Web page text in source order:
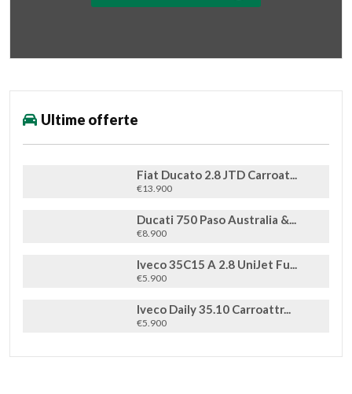
Ultime offerte
Fiat Ducato 2.8 JTD Carroat...
€13.900
Ducati 750 Paso Australia &...
€8.900
Iveco 35C15 A 2.8 UniJet Fu...
€5.900
Iveco Daily 35.10 Carroattr...
€5.900